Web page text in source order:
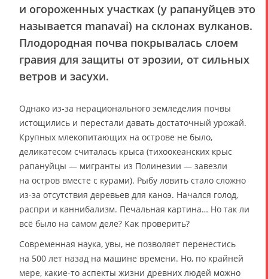
и огороженных участках (у рапануйцев это
называется manavai) на склонах вулканов.
Плодородная почва покрывалась слоем
гравия для защиты от эрозии, от сильных
ветров и засухи.
Однако из-за нерационального земледелия почвы
истощились и перестали давать достаточный урожай.
Крупных млекопитающих на острове не было,
деликатесом считалась крыса (тихоокеанских крыс
рапануйцы — мигранты из Полинезии — завезли
на остров вместе с курами). Рыбу ловить стало сложно
из-за отсутствия деревьев для каноэ. Начался голод,
распри и каннибализм. Печальная картина… Но так ли
всё было на самом деле? Как проверить?
Современная наука, увы, не позволяет перенестись
на 500 лет назад на машине времени. Но, по крайней
мере, какие-то аспекты жизни древних людей можно